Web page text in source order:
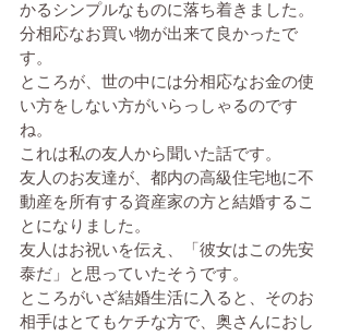
かるシンプルなものに落ち着きました。
分相応なお買い物が出来て良かったで
す。
ところが、世の中には分相応なお金の使
い方をしない方がいらっしゃるのです
ね。
これは私の友人から聞いた話です。
友人のお友達が、都内の高級住宅地に不
動産を所有する資産家の方と結婚するこ
とになりました。
友人はお祝いを伝え、「彼女はこの先安
泰だ」と思っていたそうです。
ところがいざ結婚生活に入ると、そのお
相手はとてもケチな方で、奥さんにおし